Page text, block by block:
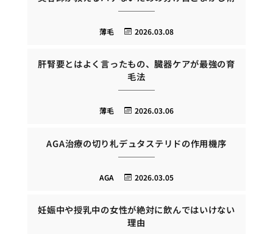
2026.03.08
薄毛
肝腎要とはよく言ったもの、臓器ケアが最強の育
毛法
2026.03.06
薄毛
AGA治療の切り札デュタステリドの作用機序
2026.03.05
AGA
妊娠中や授乳中の女性が絶対に飲んではいけない
理由